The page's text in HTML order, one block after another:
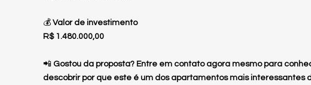
💰 Valor de investimento
R$ 1.480.000,00
📲 Gostou da proposta? Entre em contato agora mesmo para
descobrir por que este é um dos apartamentos mais interessantes